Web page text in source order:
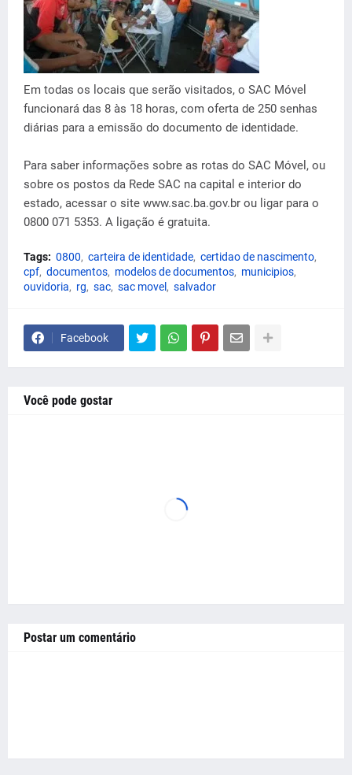
Em todas os locais que serão visitados, o SAC Móvel
funcionará das 8 às 18 horas, com oferta de 250 senhas
diárias para a emissão do documento de identidade.
Para saber informações sobre as rotas do SAC Móvel, ou
sobre os postos da Rede SAC na capital e interior do
estado, acessar o site www.sac.ba.gov.br ou ligar para o
0800 071 5353. A ligação é gratuita.
Tags: 0800 carteira de identidade certidao de nascimento
cpf documentos modelos de documentos
municipios
ouvidoria
rg sac sac movel salvador
Facebook
Você pode gostar
Postar um comentário